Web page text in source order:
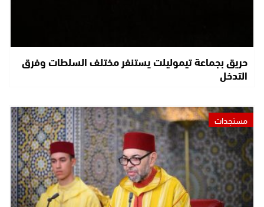
حريق بجماعة تيموليلت يستنفر مختلف السلطات وفرق
التدخل
مستجدات